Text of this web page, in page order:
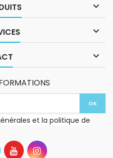



et la politique de